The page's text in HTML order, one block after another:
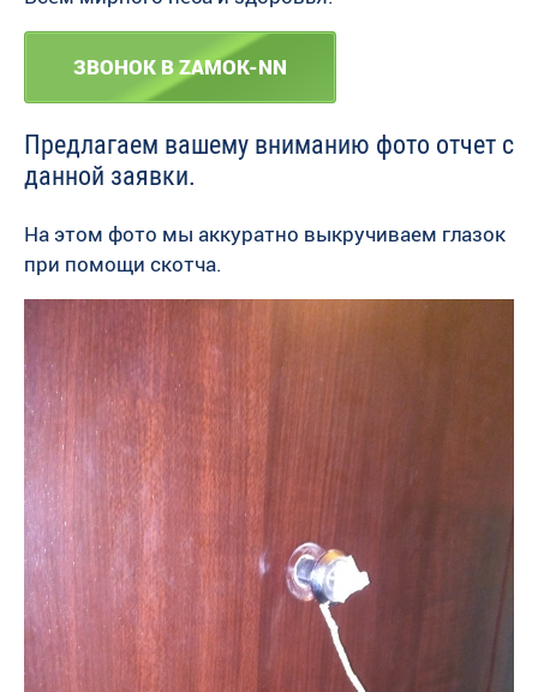
ЗВОНОК В ZAMOK-NN
Предлагаем вашему вниманию фото отчет с
данной заявки.
На этом фото мы аккуратно выкручиваем глазок
при помощи скотча.